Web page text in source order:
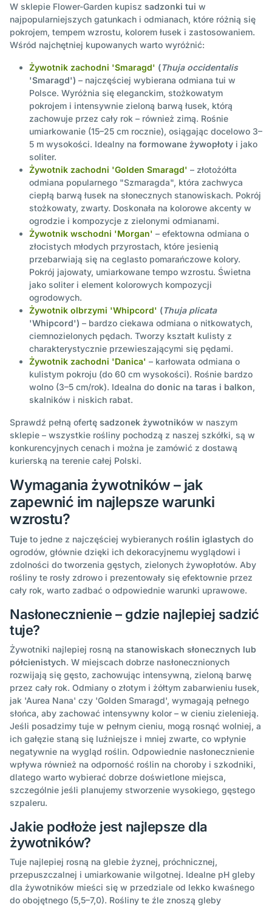
W sklepie Flower-Garden kupisz sadzonki tui w
najpopularniejszych gatunkach i odmianach, które różnią się
pokrojem, tempem wzrostu, kolorem łusek i zastosowaniem.
Wśród najchętniej kupowanych warto wyróżnić:
Żywotnik zachodni 'Smaragd' (Thuja occidentalis
'Smaragd') – najczęściej wybierana odmiana tui w
Polsce. Wyróżnia się eleganckim, stożkowatym
pokrojem i intensywnie zieloną barwą łusek, którą
zachowuje przez cały rok – również zimą. Rośnie
umiarkowanie (15–25 cm rocznie), osiągając docelowo 3–
5 m wysokości. Idealny na formowane żywopłoty i jako
soliter.
Żywotnik zachodni 'Golden Smaragd' – złotożółta
odmiana popularnego "Szmaragda", która zachwyca
ciepłą barwą łusek na słonecznych stanowiskach. Pokrój
stożkowaty, zwarty. Doskonała na kolorowe akcenty w
ogrodzie i kompozycje z zielonymi odmianami.
Żywotnik wschodni 'Morgan' – efektowna odmiana o
złocistych młodych przyrostach, które jesienią
przebarwiają się na ceglasto pomarańczowe kolory.
Pokrój jajowaty, umiarkowane tempo wzrostu. Świetna
jako soliter i element kolorowych kompozycji
ogrodowych.
Żywotnik olbrzymi 'Whipcord' (Thuja plicata
'Whipcord') – bardzo ciekawa odmiana o nitkowatych,
ciemnozielonych pędach. Tworzy kształt kulisty z
charakterystycznie przewieszającymi się pędami.
Żywotnik zachodni 'Danica' – karłowata odmiana o
kulistym pokroju (do 60 cm wysokości). Rośnie bardzo
wolno (3–5 cm/rok). Idealna do donic na taras i balkon,
skalników i niskich rabat.
Sprawdź pełną ofertę sadzonek żywotników w naszym
sklepie – wszystkie rośliny pochodzą z naszej szkółki, są w
konkurencyjnych cenach i można je zamówić z dostawą
kurierską na terenie całej Polski.
Wymagania żywotników – jak
zapewnić im najlepsze warunki
wzrostu?
Tuje to jedne z najczęściej wybieranych roślin iglastych do
ogrodów, głównie dzięki ich dekoracyjnemu wyglądowi i
zdolności do tworzenia gęstych, zielonych żywopłotów. Aby
rośliny te rosły zdrowo i prezentowały się efektownie przez
cały rok, warto zadbać o odpowiednie warunki uprawowe.
Nasłonecznienie – gdzie najlepiej sadzić
tuje?
Żywotniki najlepiej rosną na stanowiskach słonecznych lub
półcienistych. W miejscach dobrze nasłonecznionych
rozwijają się gęsto, zachowując intensywną, zieloną barwę
przez cały rok. Odmiany o złotym i żółtym zabarwieniu łusek,
jak 'Aurea Nana' czy 'Golden Smaragd', wymagają pełnego
słońca, aby zachować intensywny kolor – w cieniu zielenieją.
Jeśli posadzimy tuje w pełnym cieniu, mogą rosnąć wolniej, a
ich gałęzie staną się luźniejsze i mniej zwarte, co wpłynie
negatywnie na wygląd roślin. Odpowiednie nasłonecznienie
wpływa również na odporność roślin na choroby i szkodniki,
dlatego warto wybierać dobrze doświetlone miejsca,
szczególnie jeśli planujemy stworzenie wysokiego, gęstego
szpaleru.
Jakie podłoże jest najlepsze dla
żywotników?
Tuje najlepiej rosną na glebie żyznej, próchnicznej,
przepuszczalnej i umiarkowanie wilgotnej. Idealne pH gleby
dla żywotników mieści się w przedziale od lekko kwaśnego
do obojętnego (5,5–7,0). Rośliny te źle znoszą gleby